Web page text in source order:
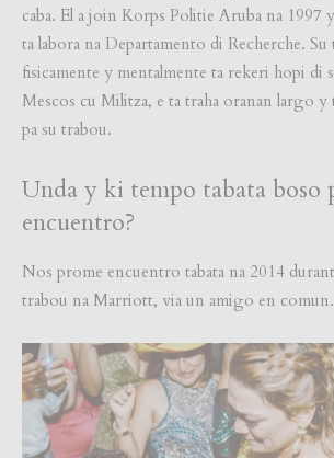
caba. El a join Korps Politie Aruba na 1997
ta labora na Departamento di Recherche.
fisicamente y mentalmente ta rekeri hopi di
Mescos cu Militza, e ta traha oranan largo
pa su trabou.
Unda y ki tempo tabata boso
encuentro?
Nos prome encuentro tabata na 2014
trabou na Marriott, via un amigo en comun.